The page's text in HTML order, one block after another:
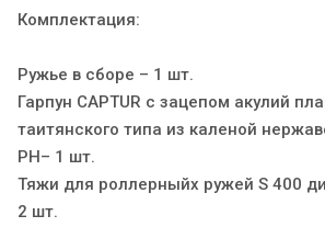
Комплектация:
Ружье в сборе – 1 шт.
Гарпун CAPTUR с зацепом акулий
таитянского типа из каленой
PH– 1 шт.
Тяжи для роллерныйх ружей S 400
2 шт.